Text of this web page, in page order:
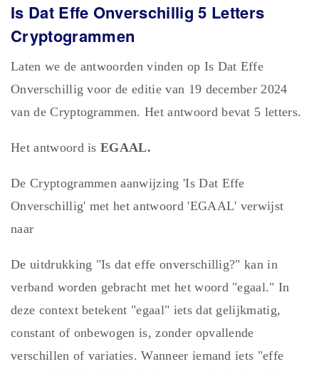
Is Dat Effe Onverschillig 5 Letters
Cryptogrammen
Laten we de antwoorden vinden op Is Dat Effe
Onverschillig voor de editie van 19 december 2024
van de Cryptogrammen. Het antwoord bevat 5 letters.
Het antwoord isEGAAL.
De Cryptogrammen aanwijzing 'Is Dat Effe
Onverschillig' met het antwoord 'EGAAL' verwijst
naar
De uitdrukking "Is dat effe onverschillig?" kan in
verband worden gebracht met het woord "egaal." In
deze context betekent "egaal" iets dat gelijkmatig,
constant of onbewogen is, zonder opvallende
verschillen of variaties. Wanneer iemand iets "effe